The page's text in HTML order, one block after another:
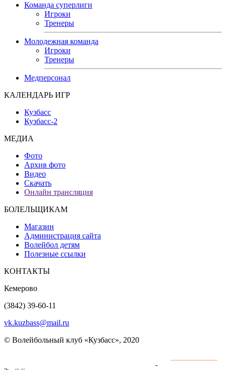
Команда суперлиги
Игроки
Тренеры
Молодежная команда
Игроки
Тренеры
Медперсонал
КАЛЕНДАРЬ ИГР
Кузбасс
Кузбасс-2
МЕДИА
Фото
Архив фото
Видео
Скачать
Онлайн трансляция
БОЛЕЛЬЩИКАМ
Магазин
Администрация сайта
Волейбол детям
Полезные ссылки
КОНТАКТЫ
Кемерово
(3842) 39-60-11
vk.kuzbass@mail.ru
© Волейбольный клуб «Кузбасс», 2020